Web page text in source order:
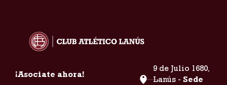
¡Asociate ahora!
9 de Julio 1680,
Lanús - Sede